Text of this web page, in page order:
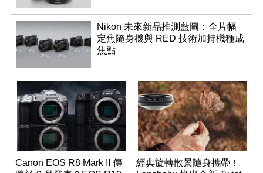
Nikon 未來新品推測藍圖：全片幅
定焦隨身機與 RED 技術加持機種成
焦點
Canon EOS R8 Mark II 傳
經典旋轉散景隨身攜帶！